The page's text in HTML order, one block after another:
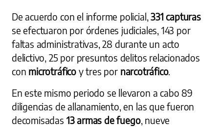
De acuerdo con el informe policial,331 capturas
se efectuaron por órdenes judiciales, 143 por
faltas administrativas, 28 durante un acto
delictivo, 25 por presuntos delitos relacionados
con microtráficoy tres por narcotráfico.
En este mismo periodo se llevaron a cabo 89
diligencias de allanamiento, en las que fueron
decomisadas 13 armas de fuego, nueve